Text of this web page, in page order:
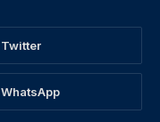
Twitter
WhatsApp